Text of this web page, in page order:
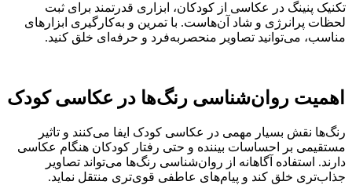
تکنیک پنینگ در عکاسی از کودکان، ابزاری قدرتمند برای ثبت
لحظات پرانرژی و شاد آن‌هاست. با تمرین و به‌کارگیری ابزارهای
مناسب، می‌توانید تصاویر منحصربه‌فرد و حرفه‌ای خلق کنید.
اهمیت روان‌شناسی رنگ‌ها در عکاسی کودک
رنگ‌ها نقش بسیار مهمی در عکاسی کودک ایفا می‌کنند و تاثیر
مستقیمی بر احساسات بیننده و حتی رفتار کودکان هنگام عکاسی
دارند. استفاده آگاهانه از روان‌شناسی رنگ‌ها می‌تواند تصاویر
جذاب‌تری خلق کند و پیام‌های عاطفی قوی‌تری منتقل نماید.